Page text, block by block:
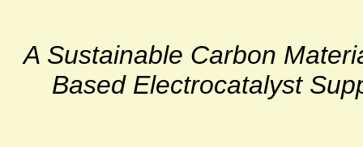
A Sustainable Carbon
Based Electrocatalyst